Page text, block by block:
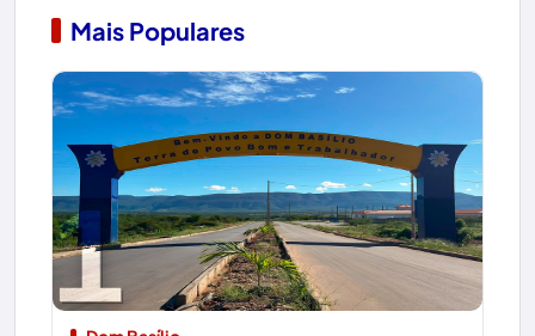
Mais Populares
1